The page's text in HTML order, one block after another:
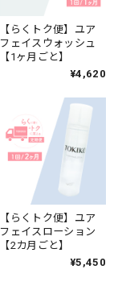
【らくトク便】ユア
フェイスウォッシュ
【1ヶ月ごと】
¥4,620
【らくトク便】ユア
フェイスローション
【2カ月ごと】
¥5,450